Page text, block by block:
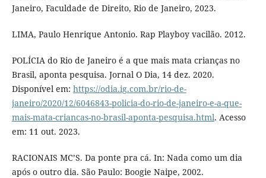
Janeiro, Faculdade de Direito, Rio de Janeiro, 2023.
LIMA, Paulo Henrique Antonio. Rap Playboy vacilão. 2012.
POLÍCIA do Rio de Janeiro é a que mais mata crianças no
Brasil, aponta pesquisa. Jornal O Dia, 14 dez. 2020.
Disponível em: https://odia.ig.com.br/rio-de-
janeiro/2020/12/6046843-policia-do-rio-de-janeiro-e-a-que-
mais-mata-criancas-no-brasil-aponta-pesquisa.html. Acesso
em: 11 out. 2023.
RACIONAIS MC’S. Da ponte pra cá. In: Nada como um dia
após o outro dia. São Paulo: Boogie Naipe, 2002.